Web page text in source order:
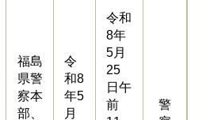
福島
県警
察本
部、
令
和8
年5
月
令和
8年
5月
25
日午
前
警